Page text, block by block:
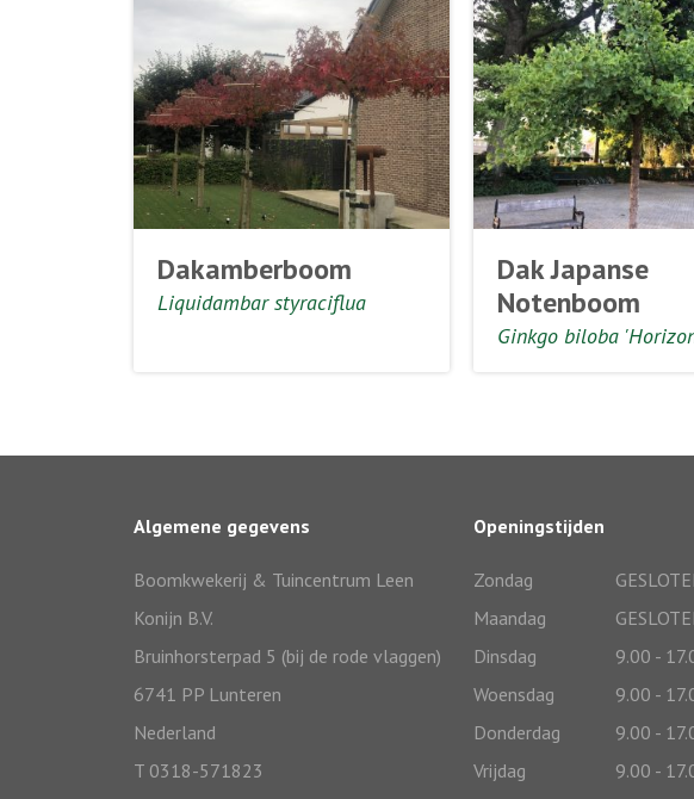
Dakamberboom
Liquidambar styraciflua
Dak Japanse
Notenboom
Ginkgo biloba
Algemene gegevens
Boomkwekerij & Tuincentrum Leen
Konijn B.V.
Bruinhorsterpad 5 (bij de rode vlaggen)
6741 PP Lunteren
Nederland
T 0318-571823
Openingstijden
Zondag
Maandag
Dinsdag
9.00 -
Woensdag
9.00 -
Donderdag
9.00 -
Vrijdag
9.00 -